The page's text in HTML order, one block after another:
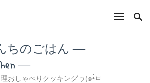
ちのごはん ―
―
おしゃべりクッキングゥ(๑•̀ㅂ